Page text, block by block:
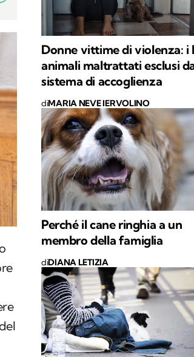
Donne vittime di violenza: i
animali maltrattati esclusi
sistema di accoglienza
diMARIA NEVE IERVOLINO
Perché il cane ringhia a un
membro della famiglia
diDIANA LETIZIA